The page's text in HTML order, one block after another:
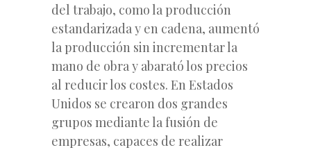
del trabajo, como la producción
estandarizada y en cadena, aumentó
la producción sin incrementar la
mano de obra y abarató los precios
al reducir los costes. En Estados
Unidos se crearon dos grandes
grupos mediante la fusión de
empresas, capaces de realizar